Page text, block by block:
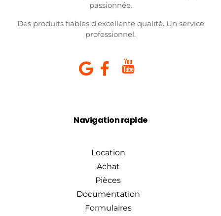
passionnée.
Des produits fiables d’excellente qualité. Un service
professionnel.
Navigation rapide
Location
Achat
Pièces
Documentation
Formulaires